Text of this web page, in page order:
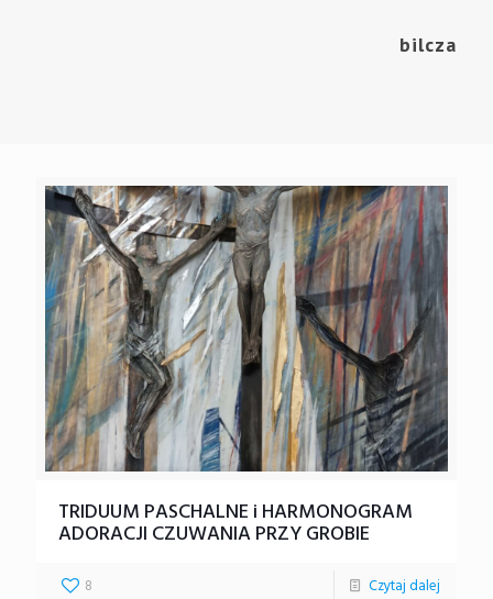
bilcza
TRIDUUM PASCHALNE i HARMONOGRAM
ADORACJI CZUWANIA PRZY GROBIE
8 Czytaj dalej